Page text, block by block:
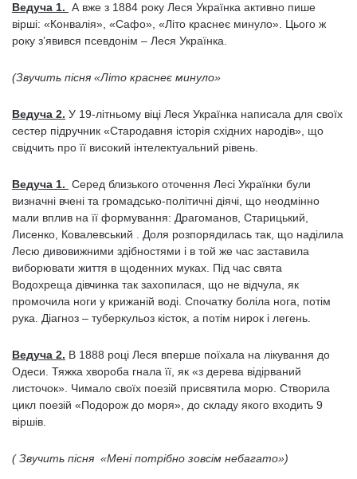
Ведуча 1. А вже з 1884 року Леся Українка активно пише
вірші: «Конвалія», «Сафо», «Літо краснеє минуло». Цього ж
року з’явився псевдонім – Леся Українка.
(Звучить пісня «Літо краснеє минуло»
Ведуча 2. У 19-літньому віці Леся Українка написала для своїх
сестер підручник «Стародавня історія східних народів», що
свідчить про її високий інтелектуальний рівень.
Ведуча 1. Серед близького оточення Лесі Українки були
визначні вчені та громадсько-політичні діячі, що неодмінно
мали вплив на її формування: Драгоманов, Старицький,
Лисенко, Ковалевський . Доля розпорядилась так, що наділила
Лесю дивовижними здібностями і в той же час заставила
виборювати життя в щоденних муках. Під час свята
Водохреща дівчинка так захопилася, що не відчула, як
промочила ноги у крижаній воді. Спочатку боліла нога, потім
рука. Діагноз – туберкульоз кісток, а потім нирок і легень.
Ведуча 2. В 1888 році Леся вперше поїхала на лікування до
Одеси. Тяжка хвороба гнала її, як «з дерева відірваний
листочок». Чимало своїх поезій присвятила морю. Створила
цикл поезій «Подорож до моря», до складу якого входить 9
віршів.
( Звучить пісня «Мені потрібно зовсім небагато»)